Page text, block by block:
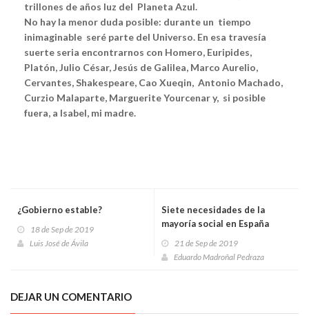
trillones de años luz del Planeta Azul.
No hay la menor duda posible: durante un tiempo
inimaginable seré parte del Universo. En esa travesía
suerte seria encontrarnos con Homero, Euripides,
Platón, Julio César, Jesús de Galilea, Marco Aurelio,
Cervantes, Shakespeare, Cao Xueqin, Antonio Machado,
Curzio Malaparte, Marguerite Yourcenar y, si posible
fuera, a Isabel, mi madre.
¿Gobierno estable?
18 de Sep de 2019
Luis José de Ávila
Siete necesidades de la
mayoría social en España
21 de Sep de 2019
Eduardo Madroñal Pedraza
DEJAR UN COMENTARIO